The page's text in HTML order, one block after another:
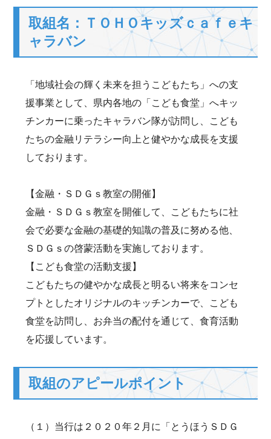
取組名：ＴＯＨＯキッズｃａｆｅキ
ャラバン
「地域社会の輝く未来を担うこどもたち」への支
援事業として、県内各地の「こども食堂」へキッ
チンカーに乗ったキャラバン隊が訪問し、こども
たちの金融リテラシー向上と健やかな成長を支援
しております。
【金融・ＳＤＧｓ教室の開催】
金融・ＳＤＧｓ教室を開催して、こどもたちに社
会で必要な金融の基礎的知識の普及に努める他、
ＳＤＧｓの啓蒙活動を実施しております。
【こども食堂の活動支援】
こどもたちの健やかな成長と明るい将来をコンセ
プトとしたオリジナルのキッチンカーで、こども
食堂を訪問し、お弁当の配付を通じて、食育活動
を応援しています。
取組のアピールポイント
（１）当行は２０２０年２月に「とうほうＳＤＧ